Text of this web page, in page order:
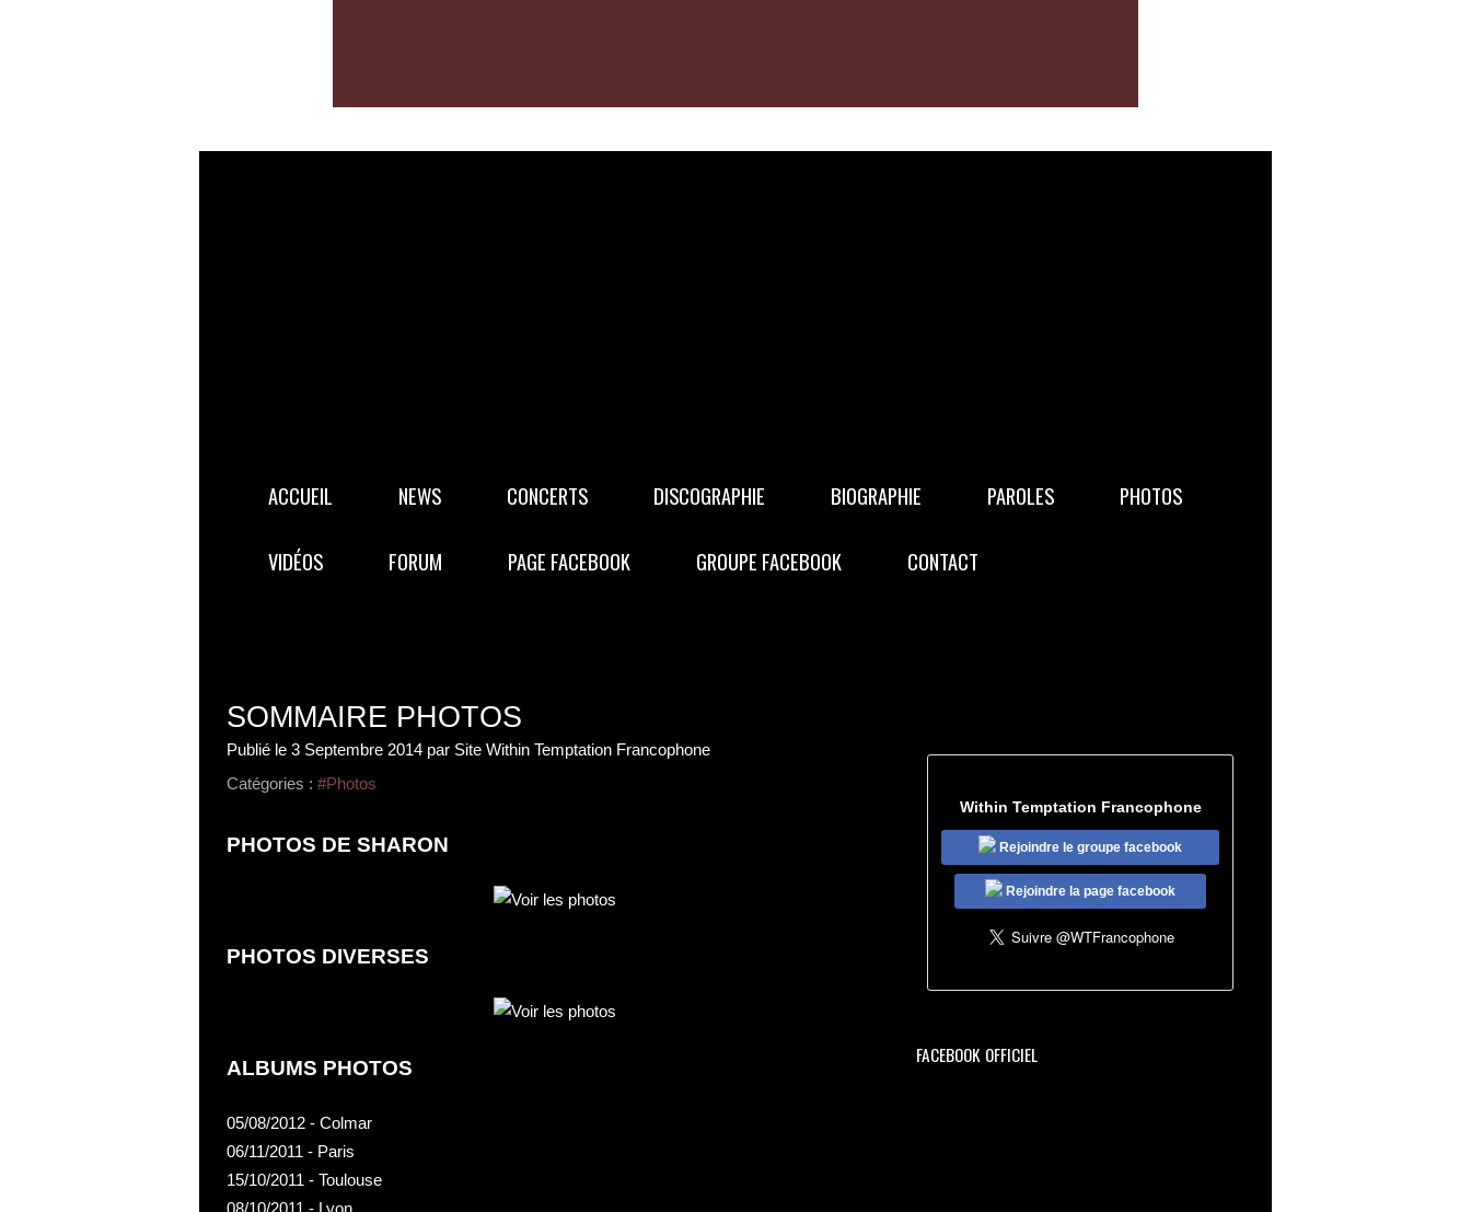
ACCUEIL NEWS CONCERTS DISCOGRAPHIE BIOGRAPHIE PAROLES PHOTOS
VIDÉOS FORUM PAGE FACEBOOK GROUPE FACEBOOK CONTACT
SOMMAIRE PHOTOS
Publié le 3 Septembre 2014 par Site Within Temptation Francophone
Catégories : #Photos
PHOTOS DE SHARON
PHOTOS DIVERSES
ALBUMS PHOTOS
05/08/2012 - Colmar
06/11/2011 - Paris
15/10/2011 - Toulouse
08/10/2011 - Lyon
Within Temptation Francophone
Rejoindre le groupe facebook
Rejoindre la page facebook
FACEBOOK OFFICIEL